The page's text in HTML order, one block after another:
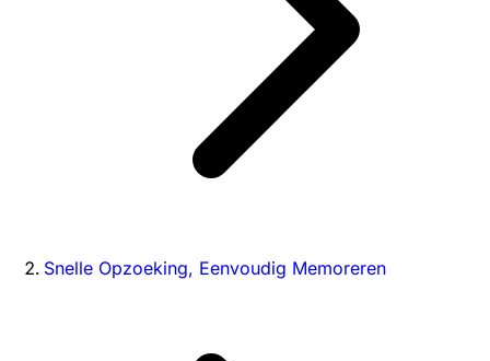
Snelle Opzoeking, Eenvoudig Memoreren